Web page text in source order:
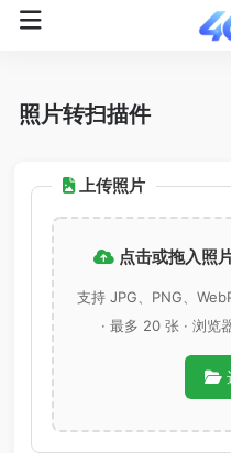
照片转扫描件
上传照片
点击或拖入照
支持 JPG、PNG、
· 最多 20 张 · 浏览